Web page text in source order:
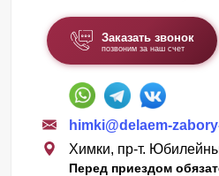
Заказать звонок
позвоним за наш счет
himki@delaem-
Химки, пр-т.
Перед приездом